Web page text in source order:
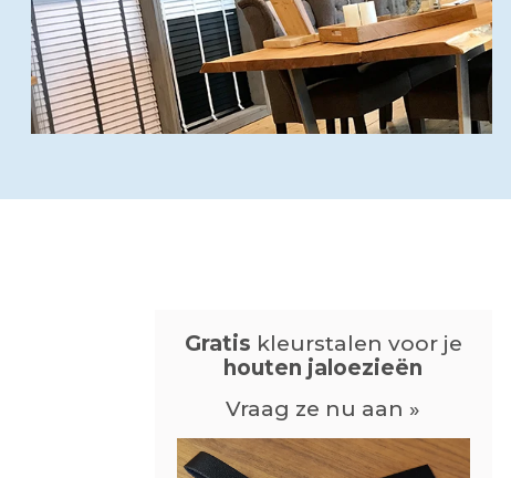
Gratis kleurstalen voor je
houten jaloezieën
Vraag ze nu aan »